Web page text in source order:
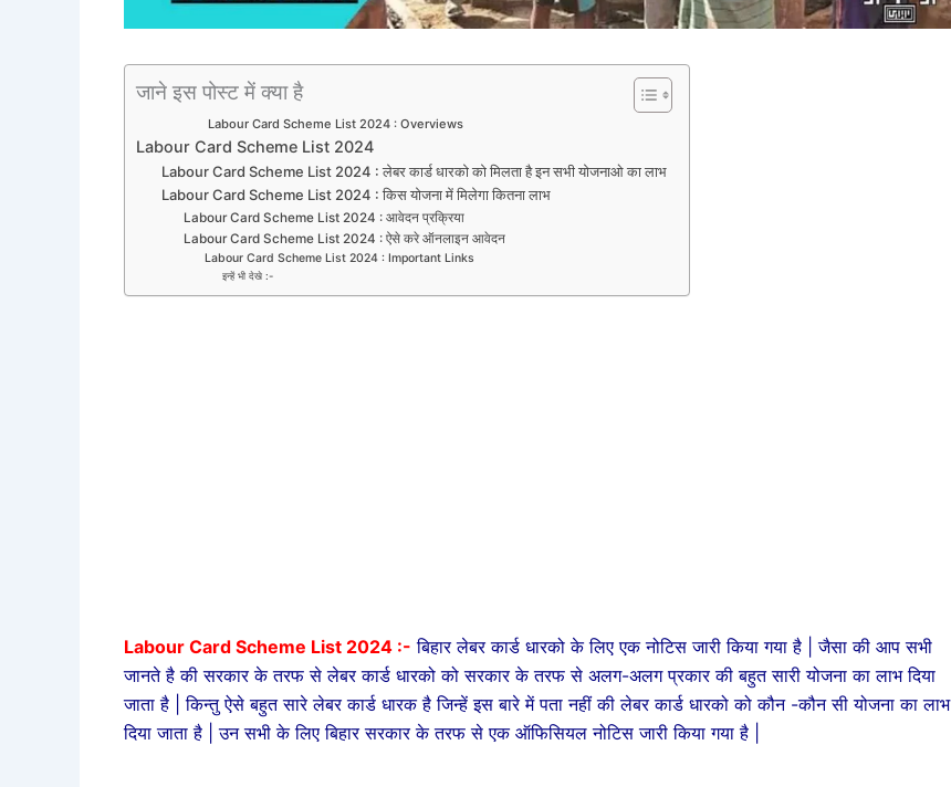
जाने इस पोस्ट में क्या है
Labour Card Scheme List 2024 : Overviews
Labour Card Scheme List 2024
Labour Card Scheme List 2024 : लेबर कार्ड धारको को मिलता है इन सभी योजनाओ का लाभ
Labour Card Scheme List 2024 : किस योजना में मिलेगा कितना लाभ
Labour Card Scheme List 2024 : आवेदन प्रक्रिया
Labour Card Scheme List 2024 : ऐसे करे ऑनलाइन आवेदन
Labour Card Scheme List 2024 : Important Links
इन्हें भी देखे :-
Labour Card Scheme List 2024 :- बिहार लेबर कार्ड धारको के लिए एक नोटिस जारी किया गया है | जैसा की आप सभी
जानते है की सरकार के तरफ से लेबर कार्ड धारको को सरकार के तरफ से अलग-अलग प्रकार की बहुत सारी योजना का लाभ दिया
जाता है | किन्तु ऐसे बहुत सारे लेबर कार्ड धारक है जिन्हें इस बारे में पता नहीं की लेबर कार्ड धारको को कौन -कौन सी योजना का लाभ
दिया जाता है | उन सभी के लिए बिहार सरकार के तरफ से एक ऑफिसियल नोटिस जारी किया गया है |